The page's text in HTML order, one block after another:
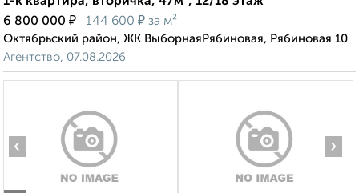
6 800 000 ₽ 144 600 ₽ за м²
Октябрьский район, ЖК ВыборнаяРябиновая, Рябиновая 10
Агентство, 07.08.2026
‹ ›